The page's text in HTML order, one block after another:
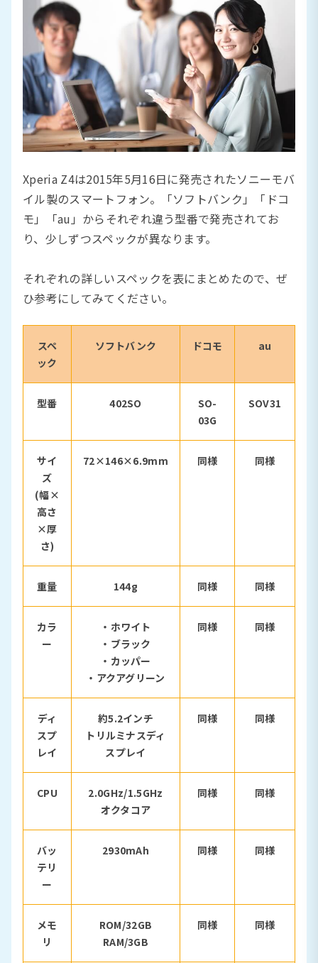
Xperia Z4は2015年5月16日に発売されたソニーモバ
イル製のスマートフォン。「ソフトバンク」「ドコ
モ」「au」からそれぞれ違う型番で発売されてお
り、少しずつスペックが異なります。
それぞれの詳しいスペックを表にまとめたので、ぜ
ひ参考にしてみてください。
スペ
ック
ソフトバンク ドコモ au
型番 402SO
SO-
03G
SOV31
サイ
ズ
(幅×
高さ
×厚
さ)
72×146×6.9mm 同様 同様
重量 144g 同様 同様
カラ
ー
・ホワイト
・ブラック
・カッパー
・アクアグリーン
同様 同様
ディ
スプ
レイ
約5.2インチ
トリルミナスディ
スプレイ
同様 同様
CPU
2.0GHz/1.5GHz
オクタコア
同様 同様
バッ
テリ
ー
2930mAh 同様 同様
メモ
リ
ROM/32GB
RAM/3GB
同様 同様